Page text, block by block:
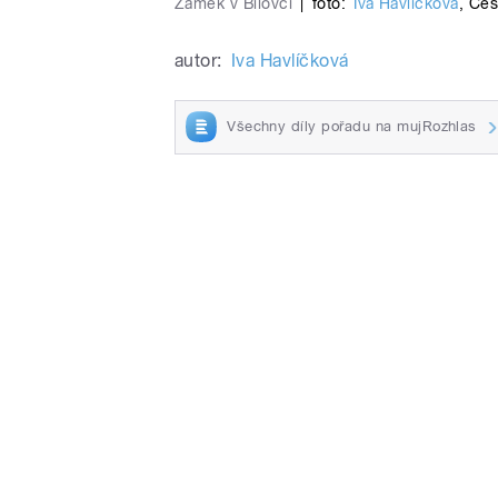
autor: Iva Havlíčková
Všechny díly pořadu na mujRozhlas